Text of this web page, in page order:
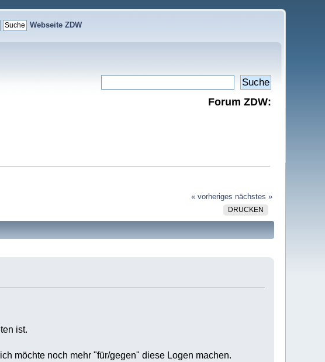
Webseite ZDW
Forum ZDW:
« vorheriges nächstes »
DRUCKEN
ist.
möchte noch mehr "für/gegen" diese Logen machen.